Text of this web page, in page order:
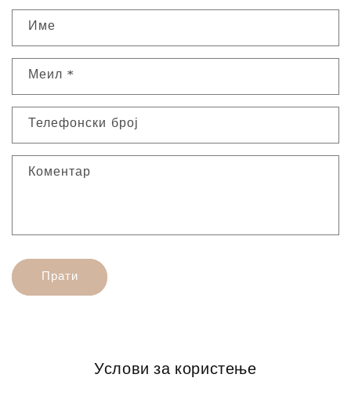
н
а
т
Ф
Име
Меил *
Телефонски број
Коментар
Прати
Услови за користење